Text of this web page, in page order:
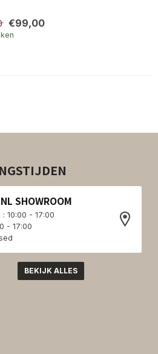
€99,00
SHOWROOM
10:00 - 17:00
- 17:00
BEKIJK ALLES